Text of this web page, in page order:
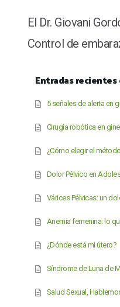
El Dr. Giovani
Control de
Entradas
5 señales de alerta en
Cirugía robótica en
¿Cómo elegir el
Dolor Pélvico en
Várices Pélvicas: un
Anemia femenina: lo
¿Dónde está mi útero?
Síndrome de Luna de
Salud Sexual,